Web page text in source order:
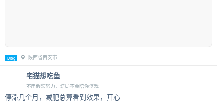
Blog 陕西省西安市
宅猫想吃鱼
不用假装努力，结局不会陪你演戏
停滞几个月，减肥总算看到效果，开心